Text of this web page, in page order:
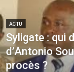
ACTU
Syligate : qui
d’Antonio
procès ?